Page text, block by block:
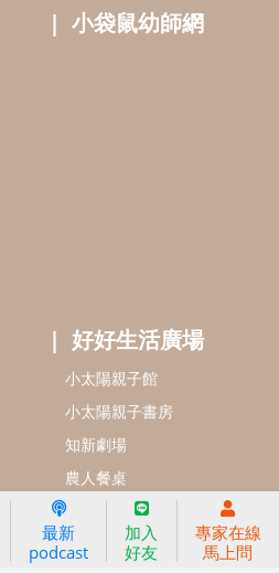
附設幼兒園
實驗幼兒園
最新
podcast
加入
好友
專家在線
馬上問